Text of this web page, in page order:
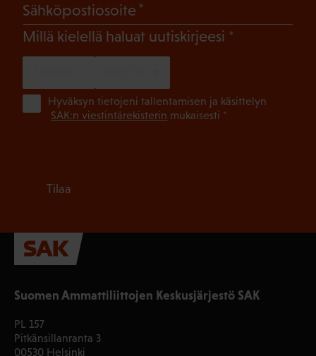
Suomen Ammattiliittojen Keskusjärjestö SAK
PL 157
Pitkänsillanranta 3
00530 Helsinki
Sähköpostiosoite
Millä kielellä haluat uutiskirjeesi (Pakollinen)
Hyväksyn tietojeni tallentamisen ja käsittelyn
SAK:n viestintärekisterin mukaisesti *
Tilaa